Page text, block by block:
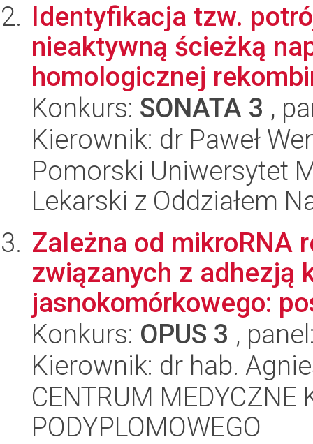
Identyfikacja tzw.
nieaktywną ścieżką
homologicznej
Konkurs: SONATA 3 ,
Kierownik: dr Paweł
Pomorski Uniwersytet
Lekarski z Oddziałem
Zależna od mikroRNA
związanych z adhezją
jasnokomórkowego:
Konkurs: OPUS 3 ,
Kierownik: dr hab.
CENTRUM MEDYCZNE
PODYPLOMOWEGO